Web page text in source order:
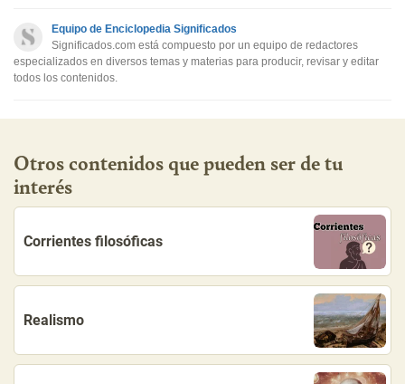
Otro
Equipo de Enciclopedia Significados
Significados.com está compuesto por un equipo de redactores
especializados en diversos temas y materias para producir, revisar y editar
todos los contenidos.
Otros contenidos que pueden ser de tu
interés
Corrientes filosóficas
Realismo